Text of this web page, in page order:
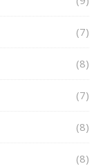
(7)
(8)
(7)
(8)
(8)